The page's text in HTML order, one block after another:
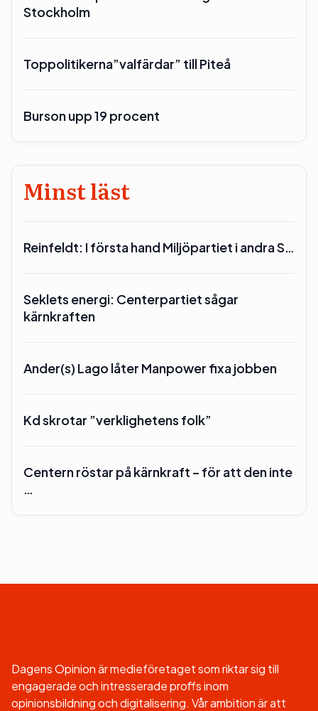
Stockholm
Toppolitikerna”valfärdar” till Piteå
Burson upp 19 procent
Minst läst
Reinfeldt: I första hand Miljöpartiet i andra S…
Seklets energi: Centerpartiet sågar
kärnkraften
Ander(s) Lago låter Manpower fixa jobben
Kd skrotar ”verklighetens folk”
Centern röstar på kärnkraft – för att den inte
…
Dagens Opinion är medieföretaget som riktar sig till
engagerade och intresserade proffs inom
opinionsbildning och digitalisering. Vår ambition är att